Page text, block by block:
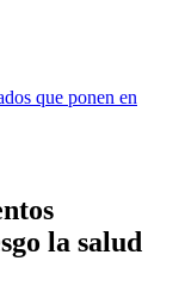
que ponen en
la salud